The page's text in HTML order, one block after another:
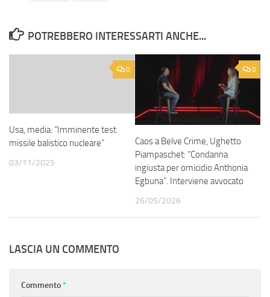
POTREBBERO INTERESSARTI ANCHE...
0
Usa, media: “Imminente test
missile balistico nucleare”
03/11/2025
0
Caos a Belve Crime, Ughetto
Piampaschet: “Condanna
ingiusta per omicidio Anthonia
Egbuna”. Interviene avvocato
26/05/2026
LASCIA UN COMMENTO
Commento*